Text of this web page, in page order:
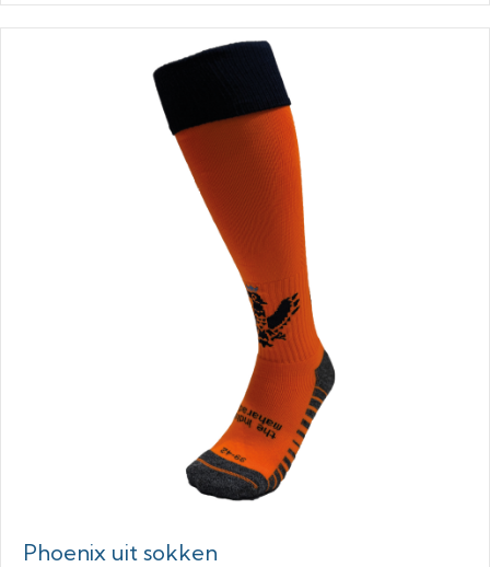
Phoenix uit sokken